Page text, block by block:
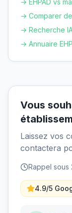
→ EHPAD vs
→ Comparer
→ Recherche
→ Annuaire
Vous
Laissez vos
contactera
Rappel sous
4.9/5